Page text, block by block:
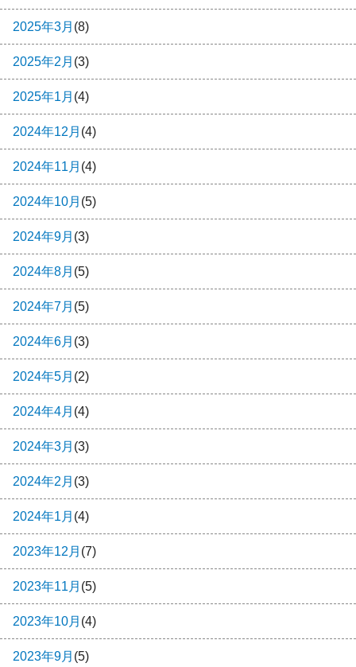
2025年3月 (8)
2025年2月 (3)
2025年1月 (4)
2024年12月 (4)
2024年11月 (4)
2024年10月 (5)
2024年9月 (3)
2024年8月 (5)
2024年7月 (5)
2024年6月 (3)
2024年5月 (2)
2024年4月 (4)
2024年3月 (3)
2024年2月 (3)
2024年1月 (4)
2023年12月 (7)
2023年11月 (5)
2023年10月 (4)
2023年9月 (5)